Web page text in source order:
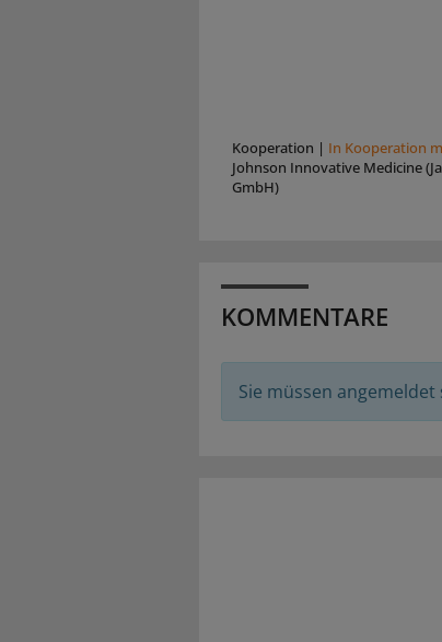
Kooperation | In Kooperation
Johnson Innovative Medicine
GmbH)
KOMMENTARE
Sie müssen